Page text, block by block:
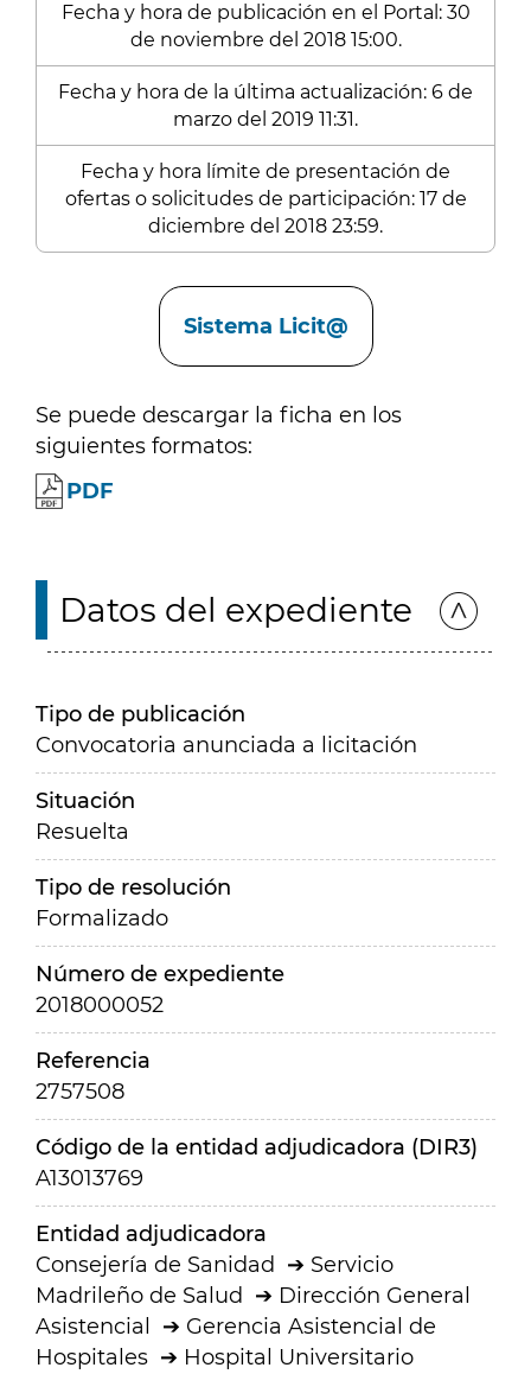
Fecha y hora de publicación en el Portal: 30
de noviembre del 2018 15:00.
Fecha y hora de la última actualización: 6 de
marzo del 2019 11:31.
Fecha y hora límite de presentación de
ofertas o solicitudes de participación: 17 de
diciembre del 2018 23:59.
Sistema Licit@
Se puede descargar la ficha en los
siguientes formatos:
PDF
Datos del expediente
Tipo de publicación
Convocatoria anunciada a licitación
Situación
Resuelta
Tipo de resolución
Formalizado
Número de expediente
2018000052
Referencia
2757508
Código de la entidad adjudicadora (DIR3)
A13013769
Entidad adjudicadora
Consejería de Sanidad
Servicio
Madrileño de Salud
Dirección General
Asistencial
Gerencia Asistencial de
Hospitales
Hospital Universitario